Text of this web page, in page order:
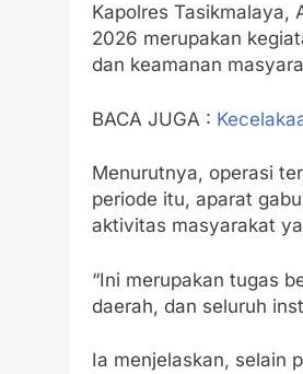
Kapolres Tasikmalaya,
2026 merupakan
dan keamanan
BACA JUGA :
Menurutnya, operasi
periode itu, aparat
aktivitas masyarakat
“Ini merupakan tugas
daerah, dan seluruh
Ia menjelaskan, selain